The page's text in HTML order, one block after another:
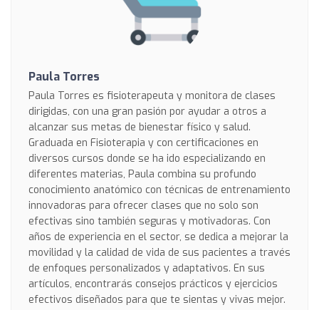
Paula Torres
Paula Torres es fisioterapeuta y monitora de clases
dirigidas, con una gran pasión por ayudar a otros a
alcanzar sus metas de bienestar físico y salud.
Graduada en Fisioterapia y con certificaciones en
diversos cursos donde se ha ido especializando en
diferentes materias, Paula combina su profundo
conocimiento anatómico con técnicas de entrenamiento
innovadoras para ofrecer clases que no solo son
efectivas sino también seguras y motivadoras. Con
años de experiencia en el sector, se dedica a mejorar la
movilidad y la calidad de vida de sus pacientes a través
de enfoques personalizados y adaptativos. En sus
artículos, encontrarás consejos prácticos y ejercicios
efectivos diseñados para que te sientas y vivas mejor.